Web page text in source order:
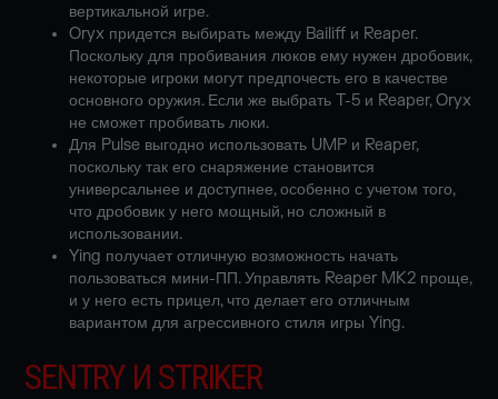
вертикальной игре.
Oryx придется выбирать между Bailiff и Reaper.
Поскольку для пробивания люков ему нужен дробовик,
некоторые игроки могут предпочесть его в качестве
основного оружия. Если же выбрать T-5 и Reaper, Oryx
не сможет пробивать люки.
Для Pulse выгодно использовать UMP и Reaper,
поскольку так его снаряжение становится
универсальнее и доступнее, особенно с учетом того,
что дробовик у него мощный, но сложный в
использовании.
Ying получает отличную возможность начать
пользоваться мини-ПП. Управлять Reaper MK2 проще,
и у него есть прицел, что делает его отличным
вариантом для агрессивного стиля игры Ying.
SENTRY И STRIKER